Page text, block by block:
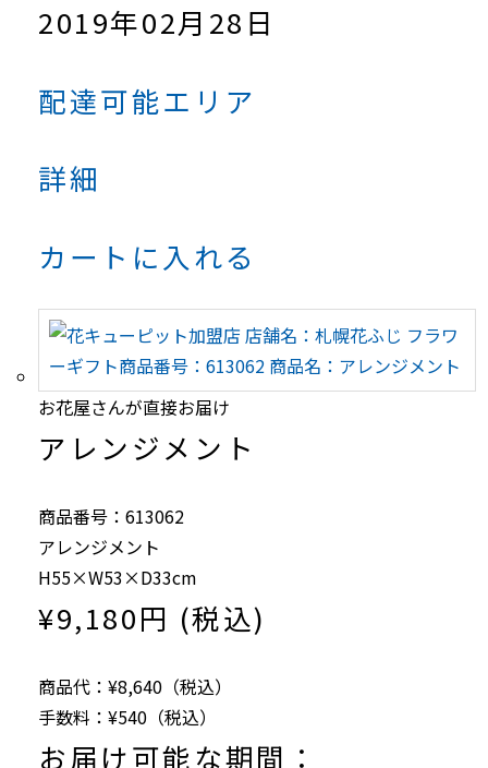
2019年02月28日
配達可能エリア
詳細
カートに入れる
お花屋さんが直接お届け
アレンジメント
商品番号：613062
アレンジメント
H55×W53×D33cm
¥9,180円 (税込)
商品代：¥8,640（税込）
手数料：¥540（税込）
お届け可能な期間：